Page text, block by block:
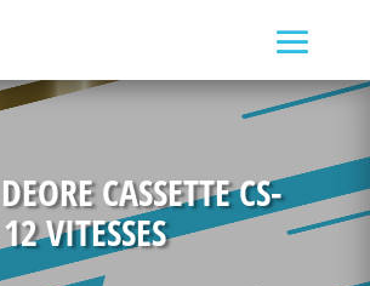
CASSETTE CS-
VITESSES